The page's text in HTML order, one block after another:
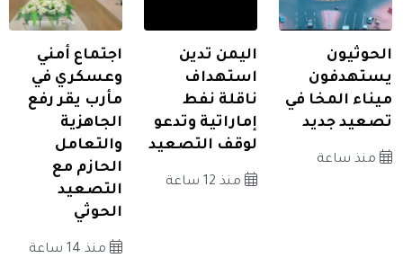
الحوثيون
يستهدفون
ميناء المخا في
تصعيد جديد
منذ ساعة
اليمن تدين
استهداف
ناقلة نفط
إماراتية وتدعو
لوقف التصعيد
منذ 12 ساعة
اجتماع أمني
وعسكري في
مأرب يقر رفع
الجاهزية
والتعامل
الحازم مع
التصعيد
الحوثي
منذ 14 ساعة